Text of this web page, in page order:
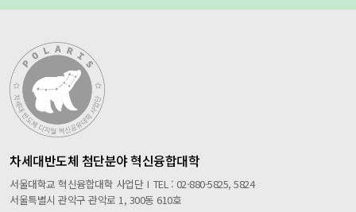
차세대반도체 첨단분야 혁신융합대학
서울대학교 혁신융합대학 사업단 I TEL : 02-880-5825, 5824
서울특별시 관악구 관악로 1, 300동 610호